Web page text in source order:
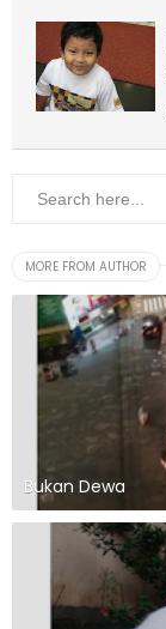
MORE FROM AUTHOR
Bukan Dewa